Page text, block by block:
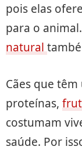
pois elas
para o
natural
Cães que
proteínas,
costumam
saúde. Por